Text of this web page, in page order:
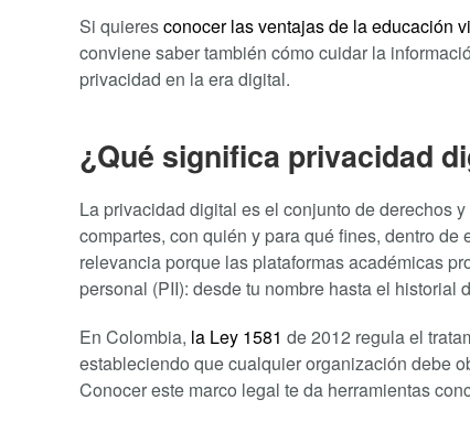
Si quieresconocer las ventajas de la educación
conviene saber también cómo cuidar la
privacidad en la era digital.
¿Qué significa privacidad
La privacidad digital es el conjunto de derechos
compartes, con quién y para qué fines, dentro
relevancia porque las plataformas académicas
personal (PII): desde tu nombre hasta el historial
En Colombia, la Ley 1581 de 2012 regula el
estableciendo que cualquier organización debe
Conocer este marco legal te da herramientas